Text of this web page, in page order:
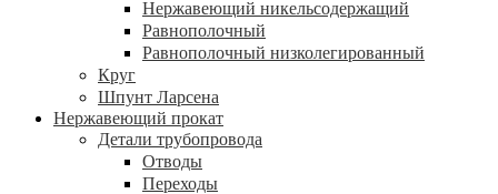
Нержавеющий никельсодержащий
Равнополочный
Равнополочный низколегированный
Круг
Шпунт Ларсена
Нержавеющий прокат
Детали трубопровода
Отводы
Переходы